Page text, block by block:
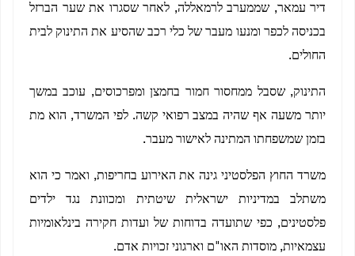
דיר עמאר, שממערב לרמאללה, לאחר שסגרו את שער הברזל
בכניסה לכפר ומנעו מעבר של כלי רכב שהסיע את התינוק לבית
החולים.
התינוק, שסבל ממחסור חמור בחמצן ומפרכוסים, עוכב במשך
יותר משעה אף שהיה במצב רפואי קשה. לפי המשרד, הוא מת
בזמן שמשפחתו המתינה לאישור מעבר.
משרד החוץ הפלסטיני גינה את האירוע בחריפות, ואמר כי הוא
משתלב במדיניות ישראלית שיטתית ומכוונת נגד ילדים
פלסטינים, כפי שתועדה בדוחות של ועדות חקירה בינלאומיות
עצמאיות, מוסדות האו"ם וארגוני זכויות אדם.